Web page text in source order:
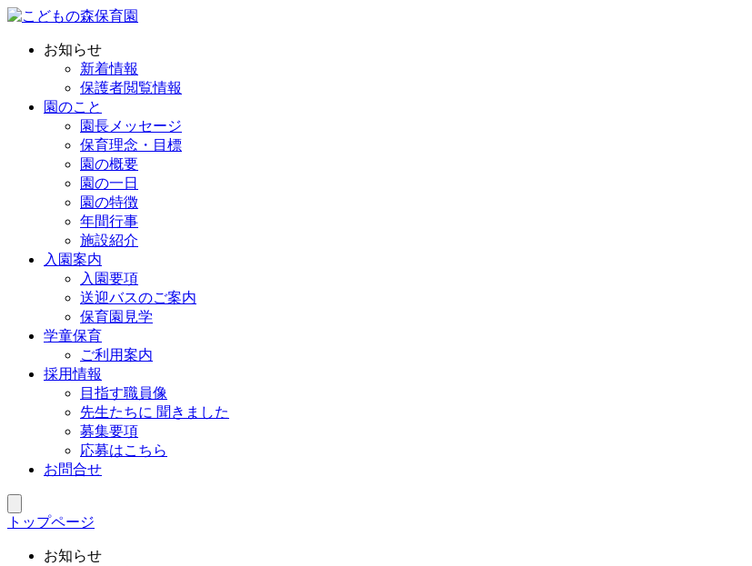
お知らせ
新着情報
保護者閲覧情報
園のこと
園長メッセージ
保育理念・目標
園の概要
園の一日
園の特徴
年間行事
施設紹介
入園案内
入園要項
送迎バスのご案内
保育園見学
学童保育
ご利用案内
採用情報
目指す職員像
先生たちに 聞きました
募集要項
応募はこちら
お問合せ
トップページ
お知らせ